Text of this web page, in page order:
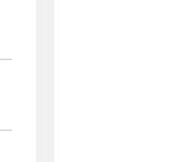
Lösenordet